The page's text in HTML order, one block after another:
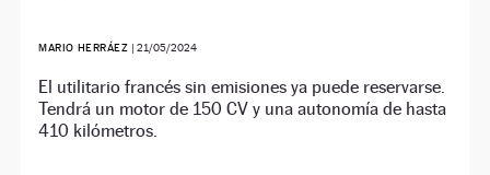
MARIO HERRÁEZ | 21/05/2024
El utilitario francés sin emisiones ya puede reservarse.
Tendrá un motor de 150 CV y una autonomía de hasta
410 kilómetros.